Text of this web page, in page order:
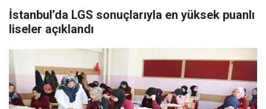
İstanbul’da LGS sonuçlarıyla en yüksek puanlı
liseler açıklandı